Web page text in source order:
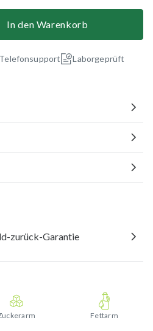
In den Warenkorb
Telefonsupport Laborgeprüft
zurück-Garantie
Fettarm